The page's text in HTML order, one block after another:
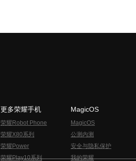
更多荣耀手机
荣耀Robot Phone
荣耀X80系列
荣耀Power
荣耀Play10系列
MagicOS
MagicOS
公测内测
安全与隐私保护
我的荣耀